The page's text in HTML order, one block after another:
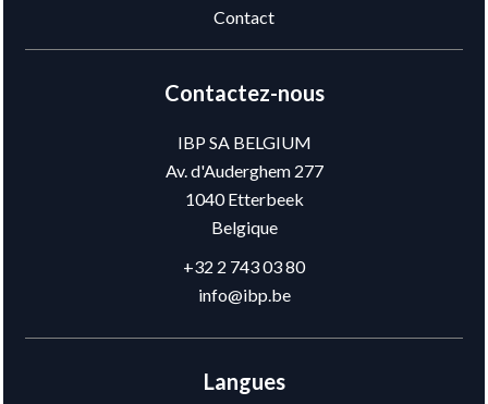
Contact
Contactez-nous
IBP SA BELGIUM
Av. d'Auderghem 277
1040Etterbeek
Belgique
+32 2 743 03 80
info@ibp.be
Langues